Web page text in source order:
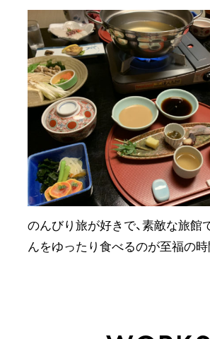
のんびり旅が好きで、素敵な旅館
んをゆったり食べるのが至福の時